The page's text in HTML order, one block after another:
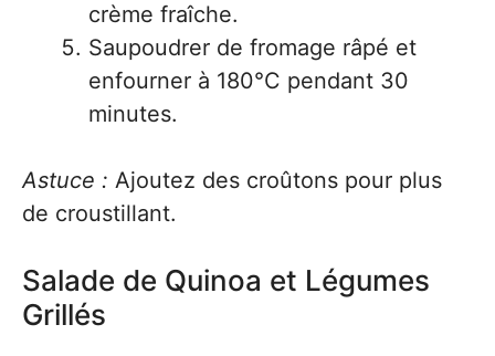
crème fraîche.
Saupoudrer de fromage râpé et
enfourner à 180°C pendant 30
minutes.
Astuce : Ajoutez des croûtons pour plus
de croustillant.
Salade de Quinoa et Légumes
Grillés